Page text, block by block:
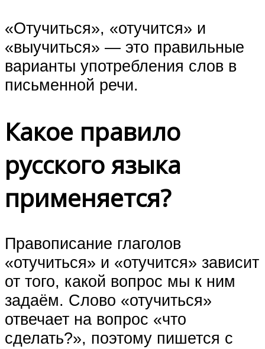
«Отучиться», «отучится» и
«выучиться» — это правильные
варианты употребления слов в
письменной речи.
Какое правило
русского языка
применяется?
Правописание глаголов
«отучиться» и «отучится» зависит
от того, какой вопрос мы к ним
задаём. Слово «отучиться»
отвечает на вопрос «что
сделать?», поэтому пишется с